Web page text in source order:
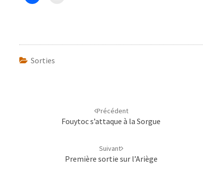
Sorties
Précédent
Fouytoc s’attaque à la Sorgue
Suivant
Première sortie sur l’Ariège